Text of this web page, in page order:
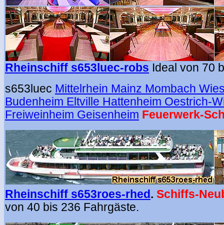
Rheinschiff s653luec-robs Ideal von 70
s653luec Mittelrhein Mainz Mombach
Budenheim Eltville Hattenheim Oestrich-
Freiweinheim Geisenheim Feuerwerk-
Rheinschiff s653roes-rhed . Schiffs-
von 40 bis 236 Fahrgäste.